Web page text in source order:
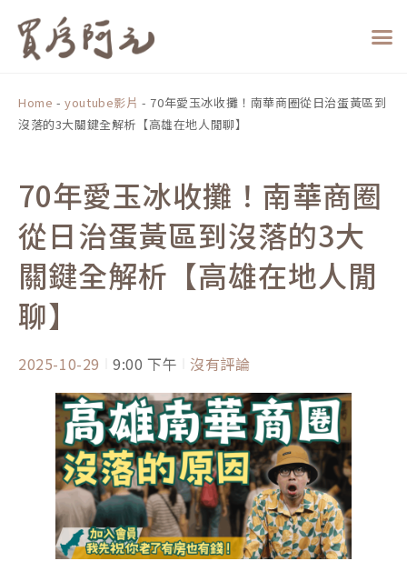
Home -youtube影片 - 70年愛玉冰收攤！南華商圈從日治蛋黃區到
沒落的3大關鍵全解析【高雄在地人閒聊】
70年愛玉冰收攤！南華商圈
從日治蛋黃區到沒落的3大
關鍵全解析【高雄在地人閒
聊】
2025-10-29 9:00 下午 沒有評論